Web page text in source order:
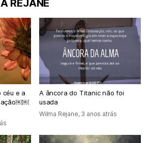
REJANE
céu e a
A âncora do Titanic não foi
usada
Wilma Rejane, 3 anos atrás